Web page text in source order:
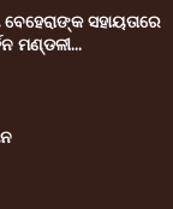
ସହାୟତାରେ
ମଣ୍ଡଳୀ...